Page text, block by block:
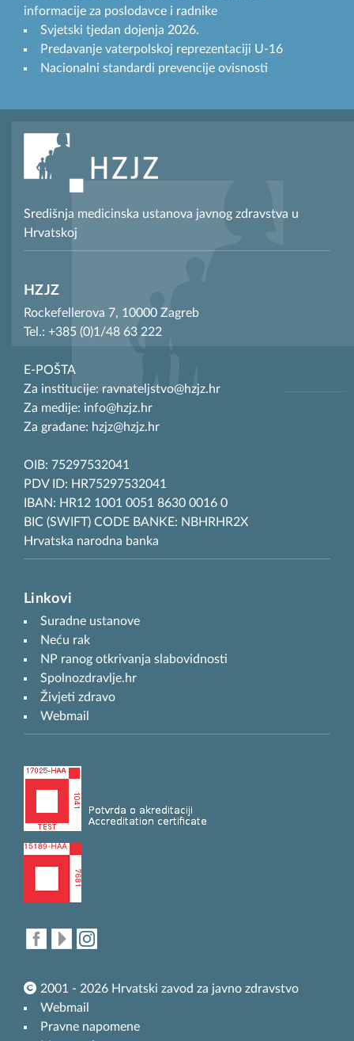
informacije za poslodavce i radnike
Svjetski tjedan dojenja 2026.
Predavanje vaterpolskoj reprezentaciji U-16
Nacionalni standardi prevencije ovisnosti
Središnja medicinska ustanova javnog zdravstva u
Hrvatskoj
HZJZ
Rockefellerova 7, 10000 Zagreb
Tel.: +385 (0)1/48 63 222
E-POŠTA
Za institucije: ravnateljstvo@hzjz.hr
Za medije: info@hzjz.hr
Za građane: hzjz@hzjz.hr
OIB: 75297532041
PDV ID: HR75297532041
IBAN: HR12 1001 0051 8630 0016 0
BIC (SWIFT) CODE BANKE: NBHRHR2X
Hrvatska narodna banka
Linkovi
Suradne ustanove
Neću rak
NP ranog otkrivanja slabovidnosti
Spolnozdravlje.hr
Živjeti zdravo
Webmail
2001 - 2026 Hrvatski zavod za javno zdravstvo
Webmail
Pravne napomene